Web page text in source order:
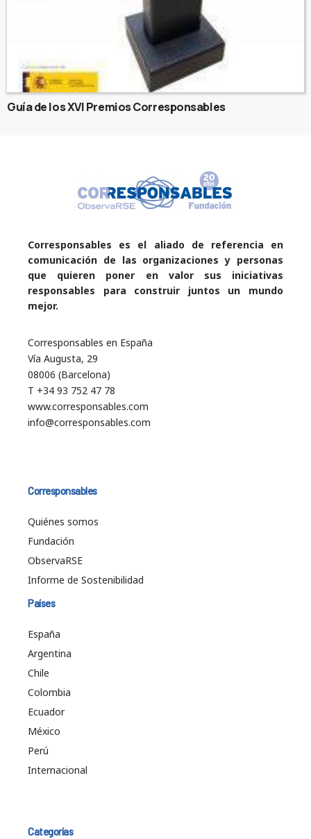
Guía de los XVI Premios Corresponsables
Corresponsables es el aliado de referencia en
comunicación de las organizaciones y personas
que quieren poner en valor sus iniciativas
responsables para construir juntos un mundo
mejor.
Corresponsables en España
Vía Augusta, 29
08006 (Barcelona)
T +34 93 752 47 78
www.corresponsables.com
info@corresponsables.com
Corresponsables
Quiénes somos
Fundación
ObservaRSE
Informe de Sostenibilidad
Países
España
Argentina
Chile
Colombia
Ecuador
México
Perú
Internacional
Categorías